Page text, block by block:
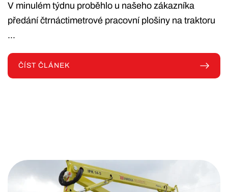
V minulém týdnu proběhlo u našeho zákazníka
předání čtrnáctimetrové pracovní plošiny na traktoru
...
ČÍST ČLÁNEK